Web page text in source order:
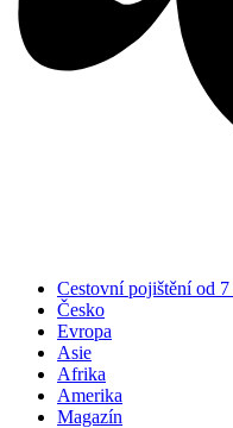
Cestovní pojištění od
Česko
Evropa
Asie
Afrika
Amerika
Magazín